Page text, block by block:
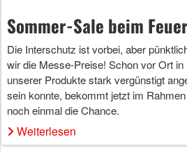
Sommer-Sale beim
Die Interschutz ist vorbei, aber
wir die Messe-Preise! Schon vor Ort
unserer Produkte stark vergünstigt
sein konnte, bekommt jetzt im
noch einmal die Chance.
Weiterlesen